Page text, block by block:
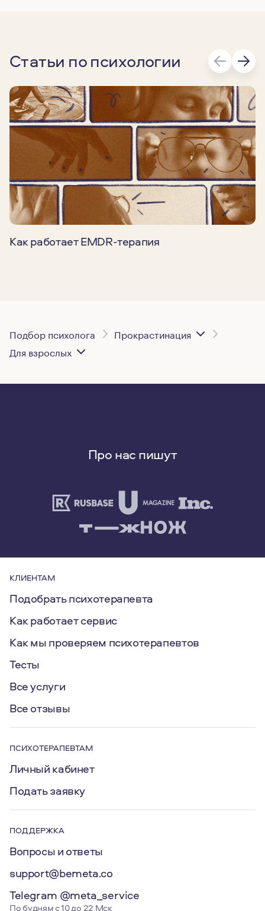
Статьи по психологии
Как работает EMDR-терапия
Подбор психолога
Прокрастинация
Для взрослых
Про нас пишут
КЛИЕНТАМ
Подобрать психотерапевта
Как работает сервис
Как мы проверяем психотерапевтов
Тесты
Все услуги
Все отзывы
ПСИХОТЕРАПЕВТАМ
Личный кабинет
Подать заявку
ПОДДЕРЖКА
Вопросы и ответы
support@bemeta.co
Telegram @meta_service
По будням с 10 до 22 Мск